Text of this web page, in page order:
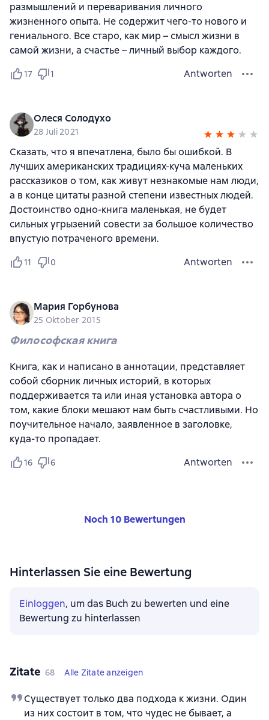
размышлений и переваривания личного
жизненного опыта. Не содержит чего-то нового и
гениального. Все старо, как мир – смысл жизни в
самой жизни, а счастье – личный выбор каждого.
17 1 Antworten
Олеся Солодухо
28 Juli 2021
Сказать, что я впечатлена, было бы ошибкой. В
лучших американских традициях-куча маленьких
рассказиков о том, как живут незнакомые нам люди,
а в конце цитаты разной степени известных людей.
Достоинство одно-книга маленькая, не будет
сильных угрызений совести за большое количество
впустую потраченого времени.
11 0 Antworten
Мария Горбунова
25 Oktober 2015
Философская книга
Книга, как и написано в аннотации, представляет
собой сборник личных историй, в которых
поддерживается та или иная установка автора о
том, какие блоки мешают нам быть счастливыми. Но
поучительное начало, заявленное в заголовке,
куда-то пропадает.
16 6 Antworten
Noch 10 Bewertungen
Hinterlassen Sie eine Bewertung
Einloggen, um das Buch zu bewerten und eine
Bewertung zu hinterlassen
Zitate 68 Alle Zitate anzeigen
Существует только два подхода к жизни. Один
из них состоит в том, что чудес не бывает, а